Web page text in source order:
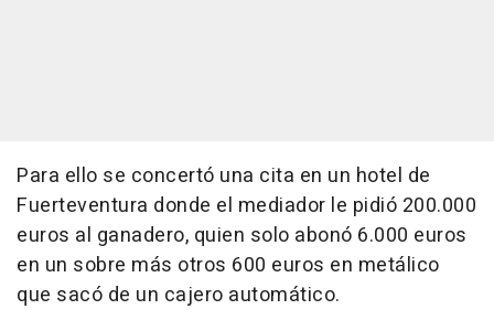
Para ello se concertó una cita en un hotel de
Fuerteventura donde el mediador le pidió 200.000
euros al ganadero, quien solo abonó 6.000 euros
en un sobre más otros 600 euros en metálico
que sacó de un cajero automático.